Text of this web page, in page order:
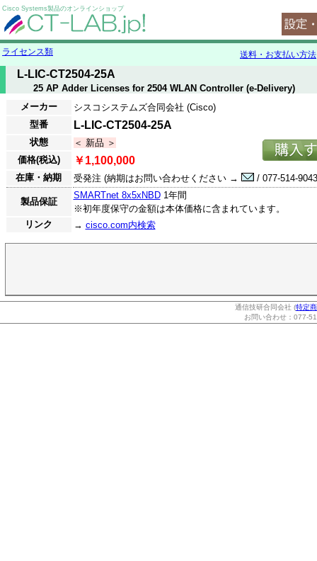
Cisco Systems製品のオンラインショップ
ライセンス類 送料・お支払い方法
L-LIC-CT2504-25A
25 AP Adder Licenses for 2504 WLAN Controller (e-Delivery)
メーカー
シスコシステムズ合同会社 (Cisco)
型番
L-LIC-CT2504-25A
状態
＜ 新品 ＞
価格(税込)
￥1,100,000
在庫・納期 受発注 (納期はお問い合わせください → / 077-514-
製品保証
SMARTnet 8x5xNBD1年間
※初年度保守の金額は本体価格に含まれています。
リンク
→ cisco.com内検索
通信技研合同会社 (特定
お問い合わせ：077-